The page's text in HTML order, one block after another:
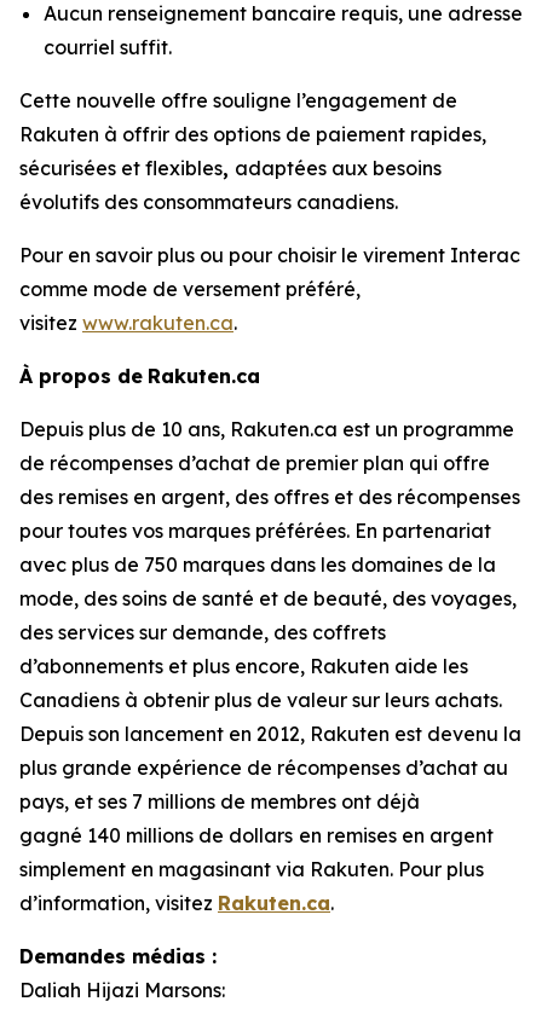
Aucun renseignement bancaire requis, une adresse
courriel suffit.
Cette nouvelle offre souligne l’engagement de
Rakuten à offrir des options de paiement rapides,
sécurisées et flexibles, adaptées aux besoins
évolutifs des consommateurs canadiens.
Pour en savoir plus ou pour choisir le virement Interac
comme mode de versement préféré,
visitez www.rakuten.ca.
À propos de Rakuten.ca
Depuis plus de 10 ans, Rakuten.ca est un programme
de récompenses d’achat de premier plan qui offre
des remises en argent, des offres et des récompenses
pour toutes vos marques préférées. En partenariat
avec plus de 750 marques dans les domaines de la
mode, des soins de santé et de beauté, des voyages,
des services sur demande, des coffrets
d’abonnements et plus encore, Rakuten aide les
Canadiens à obtenir plus de valeur sur leurs achats.
Depuis son lancement en 2012, Rakuten est devenu la
plus grande expérience de récompenses d’achat au
pays, et ses 7 millions de membres ont déjà
gagné 140 millions de dollars en remises en argent
simplement en magasinant via Rakuten. Pour plus
d’information, visitez Rakuten.ca.
Demandes médias :
Daliah Hijazi Marsons: